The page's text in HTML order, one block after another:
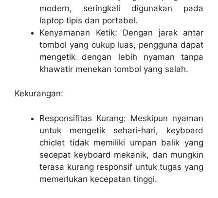
modern, seringkali digunakan pada
laptop tipis dan portabel.
Kenyamanan Ketik: Dengan jarak antar
tombol yang cukup luas, pengguna dapat
mengetik dengan lebih nyaman tanpa
khawatir menekan tombol yang salah.
Kekurangan:
Responsifitas Kurang: Meskipun nyaman
untuk mengetik sehari-hari, keyboard
chiclet tidak memiliki umpan balik yang
secepat keyboard mekanik, dan mungkin
terasa kurang responsif untuk tugas yang
memerlukan kecepatan tinggi.